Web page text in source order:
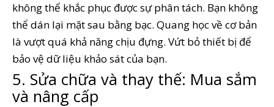
không thể khắc phục được sự phân tách. Bạn không
thể dán lại mặt sau bằng bạc. Quang học về cơ bản
là vượt quá khả năng chịu đựng. Vứt bỏ thiết bị để
bảo vệ dữ liệu khảo sát của bạn.
5. Sửa chữa và thay thế: Mua sắm
và nâng cấp